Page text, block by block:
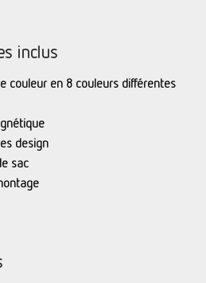
inclus
couleur en 8 couleurs différentes
design
sac